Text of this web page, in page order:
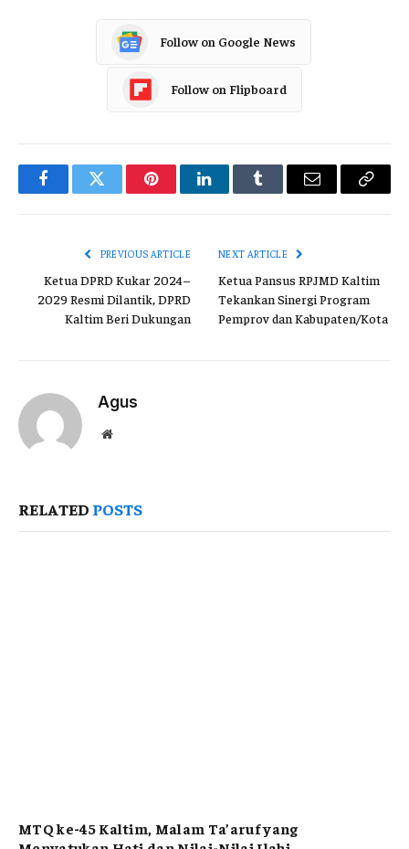
Follow on Google News
Follow on Flipboard
FacebookTwitter PinterestLinkedInTumblr Email
Copy
PREVIOUS ARTICLE
Ketua DPRD Kukar 2024–
2029 Resmi Dilantik, DPRD
Kaltim Beri Dukungan
NEXT ARTICLE
Ketua Pansus RPJMD Kaltim
Tekankan Sinergi Program
Pemprov dan Kabupaten/Kota
Agus
Website
RELATED POSTS
MTQ ke-45 Kaltim, Malam Ta’aruf yang